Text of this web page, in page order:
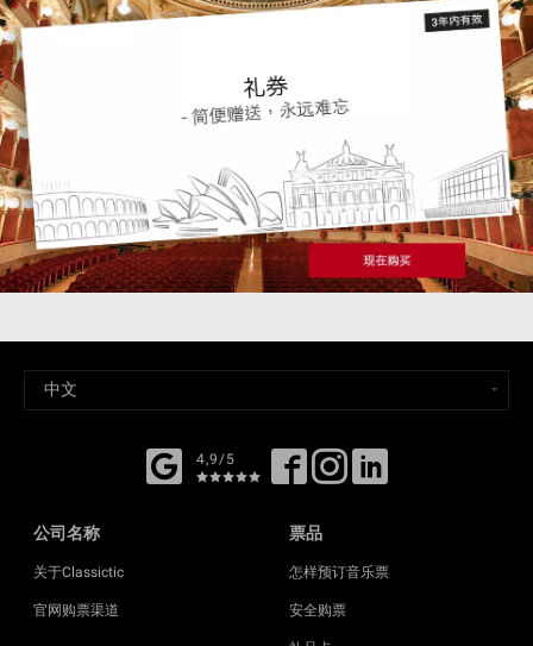
4,9/5
公司名称
关于Classictic
官网购票渠道
票品
怎样预订音乐票
安全购票